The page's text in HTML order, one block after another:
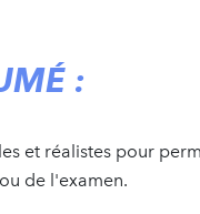
:
et réalistes pour
de l'examen.